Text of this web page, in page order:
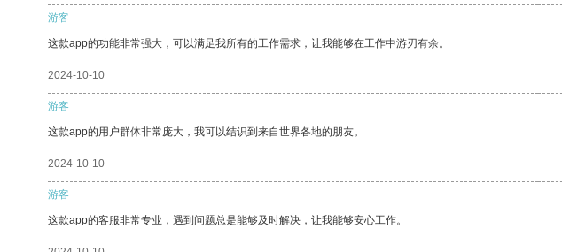
游客
这款app的功能非常强大，可以满足我所有的工作需求，让我能够在工作中游刃有余。
2024-10-10
游客
这款app的用户群体非常庞大，我可以结识到来自世界各地的朋友。
2024-10-10
游客
这款app的客服非常专业，遇到问题总是能够及时解决，让我能够安心工作。